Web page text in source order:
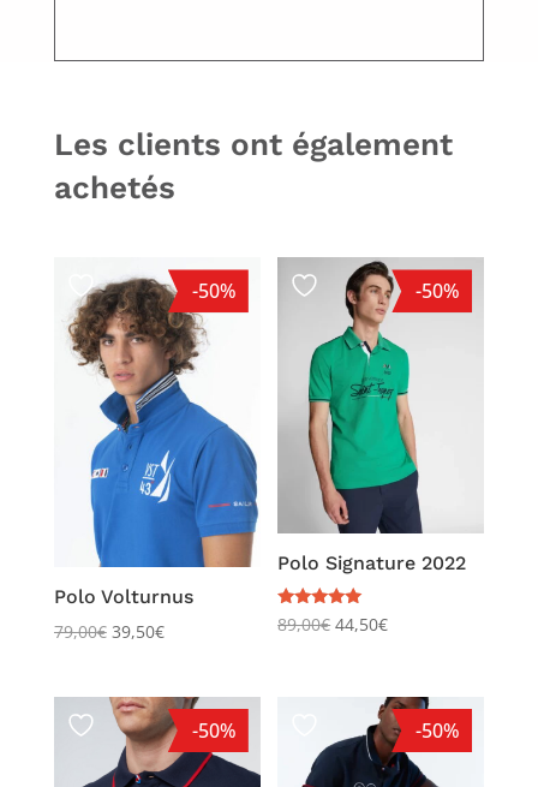
Les clients ont également
achetés
-50%
Polo Volturnus
79,00€ 39,50€
-50%
Polo Signature 2022
Note
5.00
89,00€ 44,50€
-50% -50%